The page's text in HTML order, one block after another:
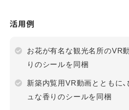
活用例
お花が有名な観光名所のVR
りのシールを同梱
新築内覧用VR動画とともに
ュな香りのシールを同梱